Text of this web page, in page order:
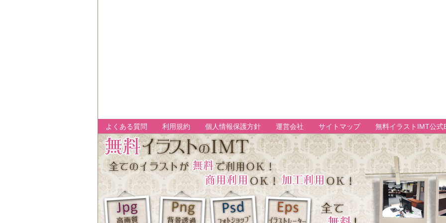
よくある質問 利用規約 個人情報保護方針 運営会社 サイトマップ 無料イラストIMT公式